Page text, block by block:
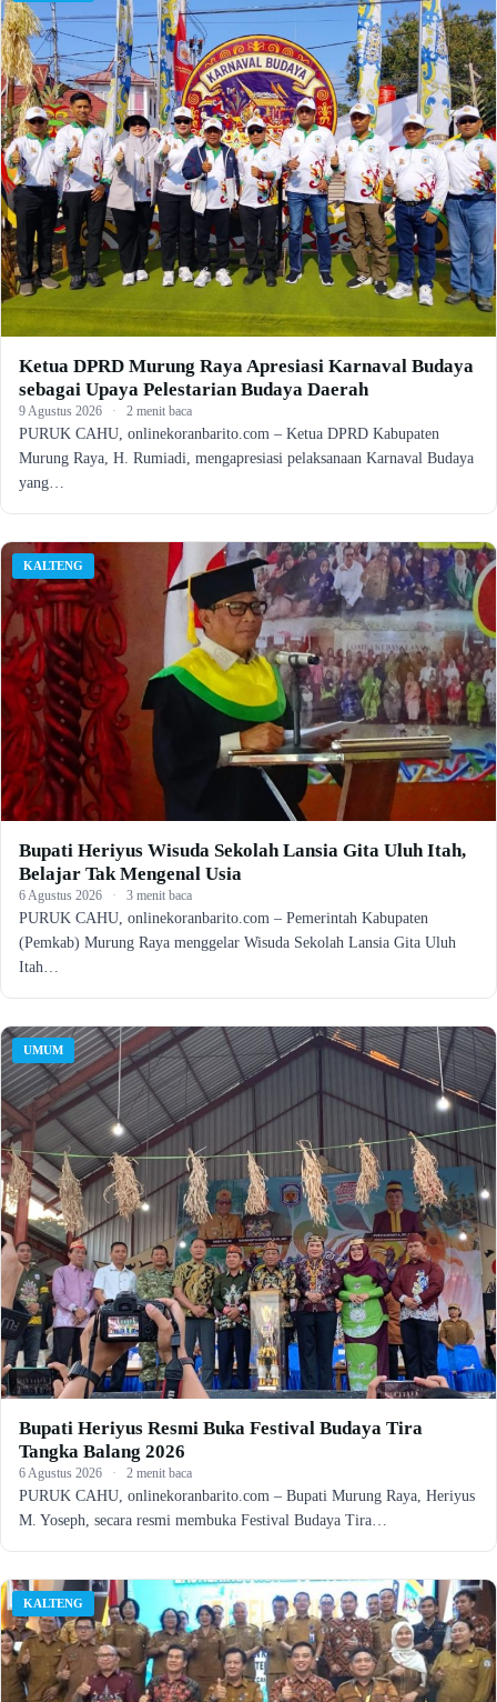
Ketua DPRD Murung Raya Apresiasi Karnaval Budaya
sebagai Upaya Pelestarian Budaya Daerah
9 Agustus 2026 · 2 menit baca
PURUK CAHU, onlinekoranbarito.com – Ketua DPRD Kabupaten
Murung Raya, H. Rumiadi, mengapresiasi pelaksanaan Karnaval Budaya
yang…
KALTENG
Bupati Heriyus Wisuda Sekolah Lansia Gita Uluh Itah,
Belajar Tak Mengenal Usia
6 Agustus 2026 · 3 menit baca
PURUK CAHU, onlinekoranbarito.com – Pemerintah Kabupaten
(Pemkab) Murung Raya menggelar Wisuda Sekolah Lansia Gita Uluh
Itah…
UMUM
Bupati Heriyus Resmi Buka Festival Budaya Tira
Tangka Balang 2026
6 Agustus 2026 · 2 menit baca
PURUK CAHU, onlinekoranbarito.com – Bupati Murung Raya, Heriyus
M. Yoseph, secara resmi membuka Festival Budaya Tira…
KALTENG